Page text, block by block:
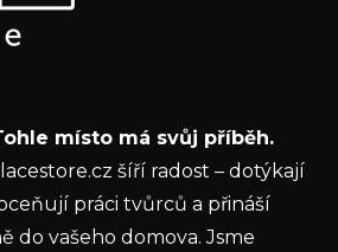
ý
i
s
u
našem e-shopu.
údajůmísto má svůj příběh.
šíří radost – dotýkají
práci tvůrců a přináší
do vašeho domova. Jsme